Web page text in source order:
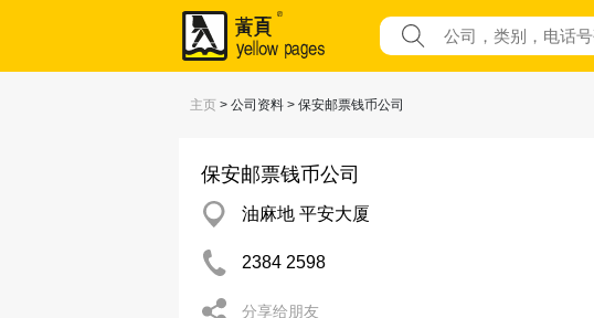
主页 > 公司资料 > 保安邮票钱币公司
保安邮票钱币公司
油麻地 平安大厦
2384 2598
分享给朋友